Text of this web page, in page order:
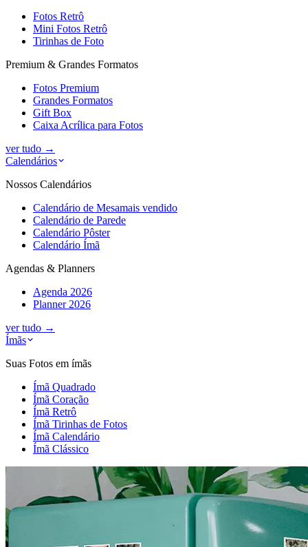
Fotos Retrô
Mini Fotos Retrô
Tirinhas de Foto
Premium & Grandes Formatos
Fotos Premium
Grandes Formatos
Gift Box
Caixa Acrílica para Fotos
ver tudo →
Calendários
Nossos Calendários
Calendário de Mesamais vendido
Calendário de Parede
Calendário Pôster
Calendário Ímã
Agendas & Planners
Agenda 2026
Planner 2026
ver tudo →
Ímãs
Suas Fotos em ímãs
Ímã Quadrado
Ímã Coração
Ímã Retrô
Ímã Tirinhas de Fotos
Ímã Calendário
Ímã Clássico